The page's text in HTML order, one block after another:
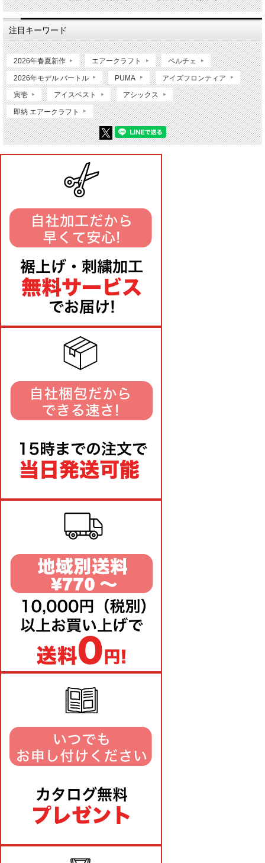
注目キーワード
2026年春夏新作 エアークラフト ペルチェ
2026年モデル バートル PUMA アイズフロンティア
寅壱 アイスベスト アシックス
即納 エアークラフト